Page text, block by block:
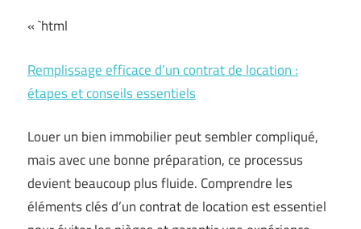
« `html
Remplissage efficace d’un contrat de location :
étapes et conseils essentiels
Louer un bien immobilier peut sembler compliqué,
mais avec une bonne préparation, ce processus
devient beaucoup plus fluide. Comprendre les
éléments clés d’un contrat de location est essentiel